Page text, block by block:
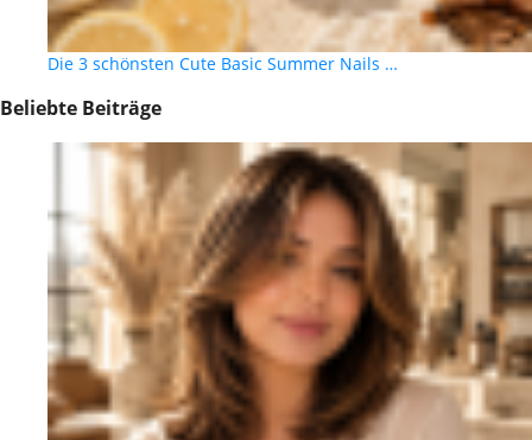
Die 3 schönsten Cute Basic Summer Nails …
Beliebte Beiträge